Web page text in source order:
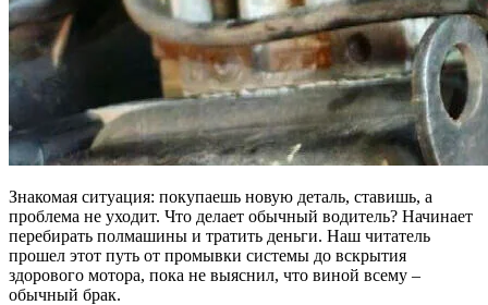
Знакомая ситуация: покупаешь новую деталь, ставишь, а
проблема не уходит. Что делает обычный водитель? Начинает
перебирать полмашины и тратить деньги. Наш читатель
прошел этот путь от промывки системы до вскрытия
здорового мотора, пока не выяснил, что виной всему –
обычный брак.